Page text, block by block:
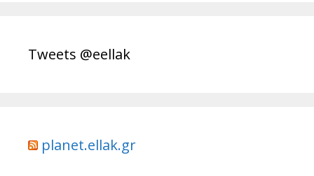
Tweets @eellak
planet.ellak.gr